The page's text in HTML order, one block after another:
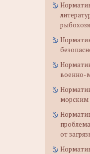
военно-
морским
от